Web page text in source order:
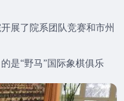
展了院系团队竞赛和市州
是“野马”国际象棋俱乐